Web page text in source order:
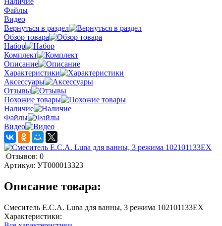
Файлы
Видео
Вернуться в раздел
Обзор товара
Набор
Комплект
Описание
Характеристики
Аксессуары
Отзывы
Похожие товары
Наличие
Файлы
Видео
Отзывов: 0
Артикул: УТ000013323
Описание товара:
Смеситель E.C.A. Luna для ванны, 3 режима 102101133EX
Характеристики: